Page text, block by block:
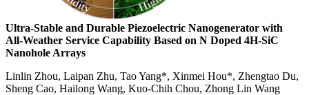
Ultra‑Stable and Durable Piezoelectric Nanogenerator with
All‑Weather Service Capability Based on N Doped 4H‑SiC
Nanohole Arrays
Linlin Zhou, Laipan Zhu, Tao Yang*, Xinmei Hou*, Zhengtao Du,
Sheng Cao, Hailong Wang, Kuo‑Chih Chou, Zhong Lin Wang